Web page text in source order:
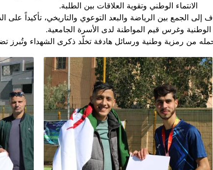
الانتماء الوطني وتقوية العلاقات بين الطلبة.
الجمع بين الرياضة والبعد التوعوي والتاريخي، تأكيداً على
الوطنية وغرس قيم المواطنة لدى الأسرة الجامعية.
من رمزية وطنية ورسائل هادفة تخلّد ذكرى الشهداء وتُبرز